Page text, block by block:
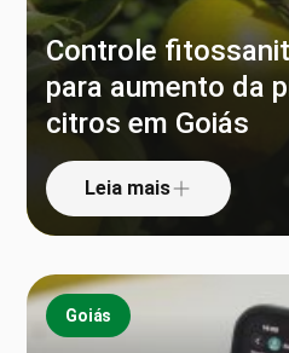
Controle
para aumento da
citros em Goiás
Leia mais
Goiás